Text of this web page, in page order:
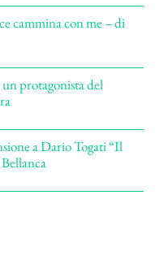
cammina con me – di
protagonista del
a Dario Togati “Il